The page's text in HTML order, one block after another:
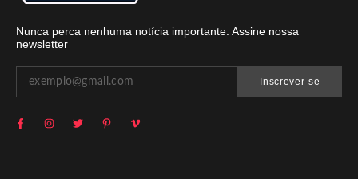
Nunca perca nenhuma notícia importante. Assine nossa
newsletter
Inscrever-se